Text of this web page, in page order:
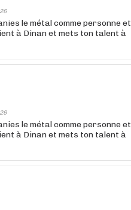
le métal comme personne et
à Dinan et mets ton talent à
le métal comme personne et
à Dinan et mets ton talent à